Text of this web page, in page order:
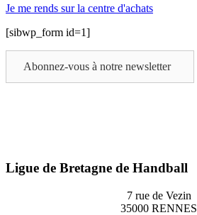
Je me rends sur la centre d'achats
[sibwp_form id=1]
Abonnez-vous à notre newsletter
Ligue de Bretagne de Handball
7 rue de Vezin
35000 RENNES